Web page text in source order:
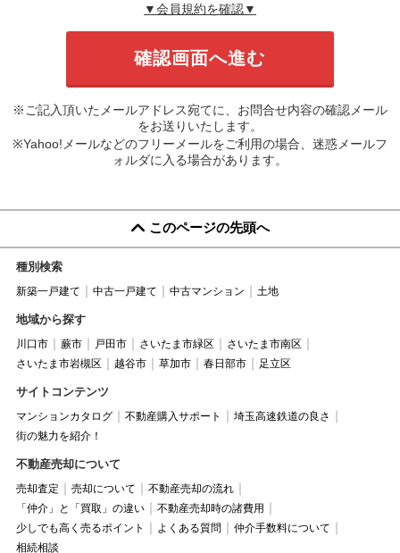
▼会員規約を確認▼
※ご記入頂いたメールアドレス宛てに、お問合せ内容の確認メール
をお送りいたします。
※Yahoo!メールなどのフリーメールをご利用の場合、迷惑メールフ
ォルダに入る場合があります。
このページの先頭へ
種別検索
新築一戸建て 中古一戸建て 中古マンション 土地
地域から探す
川口市 蕨市 戸田市 さいたま市緑区
さいたま市南区
さいたま市岩槻区
越谷市 草加市 春日部市 足立区
サイトコンテンツ
マンションカタログ 不動産購入サポート
埼玉高速鉄道の良さ
街の魅力を紹介！
不動産売却について
売却査定 売却について
不動産売却の流れ
「仲介」と「買取」の違い
不動産売却時の諸費用
少しでも高く売るポイント
よくある質問
仲介手数料について
相続相談